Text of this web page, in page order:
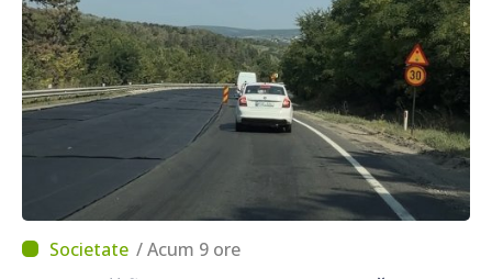
/ Acum 9 ore